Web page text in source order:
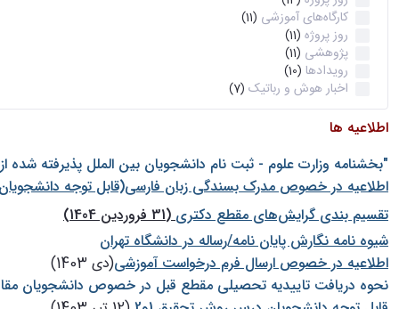
کارگاه‌های آموزشی (11)
روز پروژه (11)
پژوهشی (11)
رویدادها (10)
اخبار هوش و رباتیک (7)
اطلاعیه ها
"بخشنامه وزارت علوم - ثبت نام دانشجويان بين الملل پذيرفته شده
اطلاعیه در خصوص مدرک بسندگی زبان فارسی(قابل توجه
تقسیم بندی گرایش‌های مقطع دکتری(31 فروردین 1404)
شيوه نامه نگارش پايان نامه/رساله در دانشگاه تهران
اطلاعیه در خصوص ارسال فرم درخواست آموزشی(دی 1403)
نحوه دریافت تاییدیه تحصیلی مقطع قبل در خصوص دانشجویان